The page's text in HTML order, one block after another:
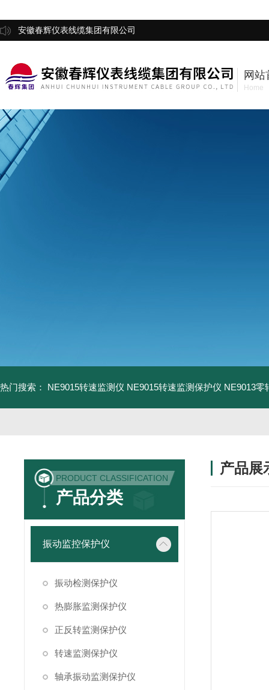
安徽春辉仪表线缆集团有限公司
网站
Home
热门搜索： NE9015转速监测仪 NE9015转速监测保护仪 NE9013零
PRODUCT CLASSIFICATION
产品分类
振动监控保护仪
振动检测保护仪
热膨胀监测保护仪
正反转监测保护仪
转速监测保护仪
轴承振动监测保护仪
产品展